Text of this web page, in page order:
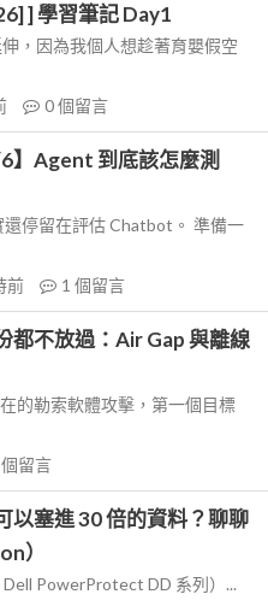
] 學習筆記 Day1
，因為我個人想趁著育嬰假空
0個留言
】Agent 到底該怎麼測
停留在評估 Chatbot。 準備一
前 1 個留言
都不放過：Air Gap 與離線
的勒索軟體攻擊，第一個目標
個留言
以塞進 30 倍的資料？聊聊
）
PowerProtect DD 系列）...